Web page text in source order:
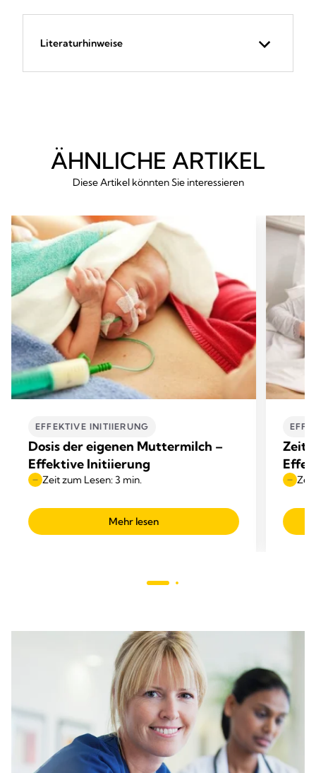
Literaturhinweise
ÄHNLICHE ARTIKEL
Diese Artikel könnten Sie interessieren
EFFEKTIVE INITIIERUNG
Dosis der eigenen Muttermilch –
Effektive Initiierung
Zeit zum Lesen: 3 min.
Mehr lesen
Zeit
Zeit